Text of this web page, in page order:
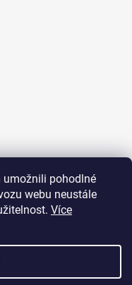
umožnili pohodlné
webu neustále
Více